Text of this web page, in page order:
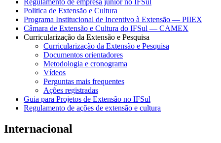
Politica de Extensão e Cultura
Programa Institucional de Incentivo à Extensão — PIIEX
Câmara de Extensão e Cultura do IFSul — CAMEX
Curricularização da Extensão e Pesquisa
Curricularização da Extensão e Pesquisa
Documentos orientadores
Metodologia e cronograma
Vídeos
Perguntas mais frequentes
Ações registradas
Guia para Projetos de Extensão no IFSul
Regulamento de ações de extensão e cultura
Internacional